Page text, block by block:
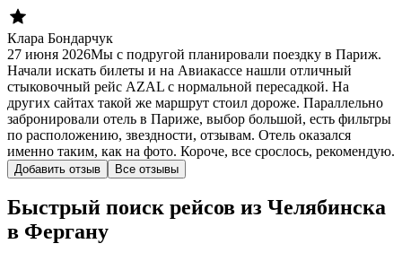
Клара Бондарчук
27 июня 2026Мы с подругой планировали поездку в Париж.
Начали искать билеты и на Авиакассе нашли отличный
стыковочный рейс AZAL с нормальной пересадкой. На
других сайтах такой же маршрут стоил дороже. Параллельно
забронировали отель в Париже, выбор большой, есть фильтры
по расположению, звездности, отзывам. Отель оказался
именно таким, как на фото. Короче, все срослось, рекомендую.
Добавить отзыв Все отзывы
Быстрый поиск рейсов из Челябинска
в Фергану